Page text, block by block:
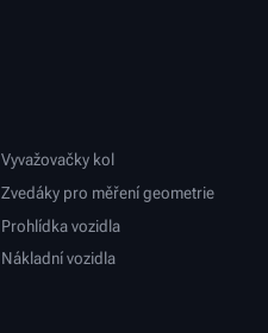
Vyvažovačky kol
Zvedáky pro měření geometrie
Prohlídka vozidla
Nákladní vozidla